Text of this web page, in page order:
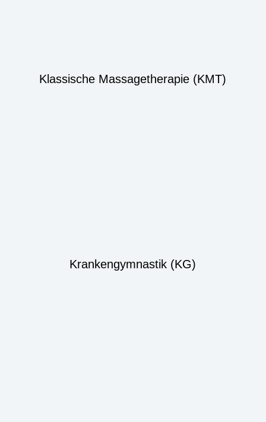
Klassische Massagetherapie (KMT)
Krankengymnastik (KG)